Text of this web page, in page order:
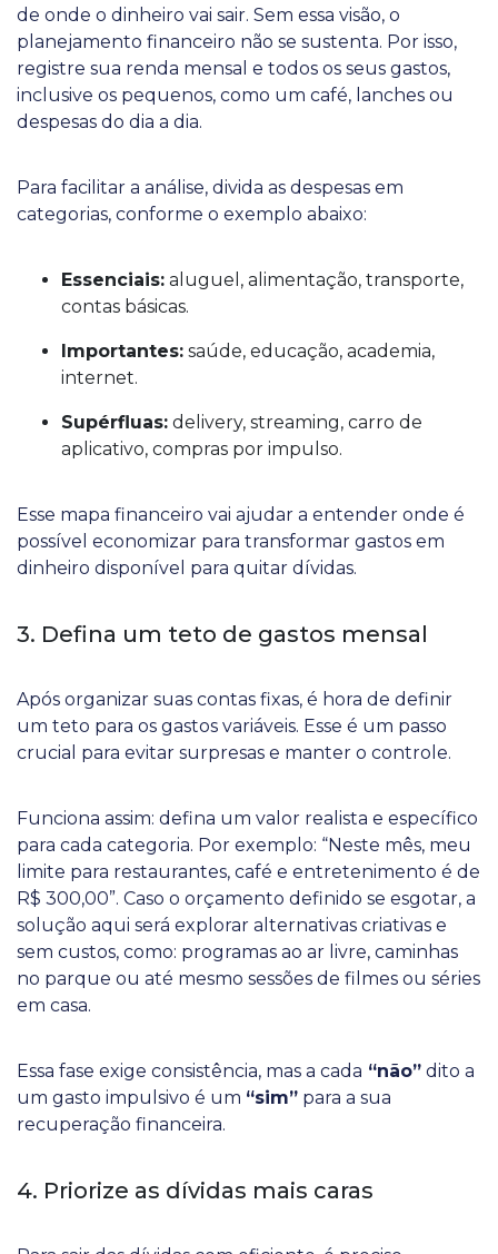
de onde o dinheiro vai sair. Sem essa visão, o
planejamento financeiro não se sustenta. Por isso,
registre sua renda mensal e todos os seus gastos,
inclusive os pequenos, como um café, lanches ou
despesas do dia a dia.
Para facilitar a análise, divida as despesas em
categorias, conforme o exemplo abaixo:
Essenciais: aluguel, alimentação, transporte,
contas básicas.
Importantes: saúde, educação, academia,
internet.
Supérfluas: delivery, streaming, carro de
aplicativo, compras por impulso.
Esse mapa financeiro vai ajudar a entender onde é
possível economizar para transformar gastos em
dinheiro disponível para quitar dívidas.
3. Defina um teto de gastos mensal
Após organizar suas contas fixas, é hora de definir
um teto para os gastos variáveis. Esse é um passo
crucial para evitar surpresas e manter o controle.
Funciona assim: defina um valor realista e específico
para cada categoria. Por exemplo: “Neste mês, meu
limite para restaurantes, café e entretenimento é de
R$ 300,00”. Caso o orçamento definido se esgotar, a
solução aqui será explorar alternativas criativas e
sem custos, como: programas ao ar livre, caminhas
no parque ou até mesmo sessões de filmes ou séries
em casa.
Essa fase exige consistência, mas a cada “não” dito a
um gasto impulsivo é um “sim” para a sua
recuperação financeira.
4. Priorize as dívidas mais caras